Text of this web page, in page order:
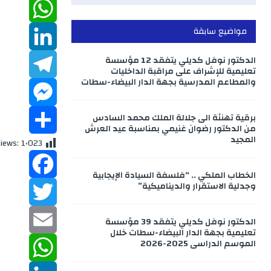
c
b
o
k
w
r
E
m
a
W
h
a
s
A
p
p
k
e
d
I
n
T
l
e
g
r
a
M
e
s
s
e
n
S
h
a
r
e
1٬023
a
c
T
wE
مواضيع سابقة
الدكتور نوفل كديلي يتفقد 12 مؤسسة
تعليمية للإشراف على مراقبة الداخليات
والمطاعم المدرسية بجهة الدار البيضاء-سطات
برقية تهنئة الى جلالة الملك محمد السادس
من الدكتور رضوان غنيمي بمناسبة عيد العرش
المجيد
الخطاب الملكي .. “فلسفة السيادة الإيجابية
وجدلية الاستقرار والديناميكية”
الدكتور نوفل كديلي يتفقد 39 مؤسسة
تعليمية بجهة الدار البيضاء-سطات خلال
الموسم الدراسي 2025-2026